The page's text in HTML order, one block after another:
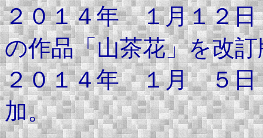
２０１４年 １月１２日
の作品「山茶花」を改
２０１４年 １月 ５日
加。